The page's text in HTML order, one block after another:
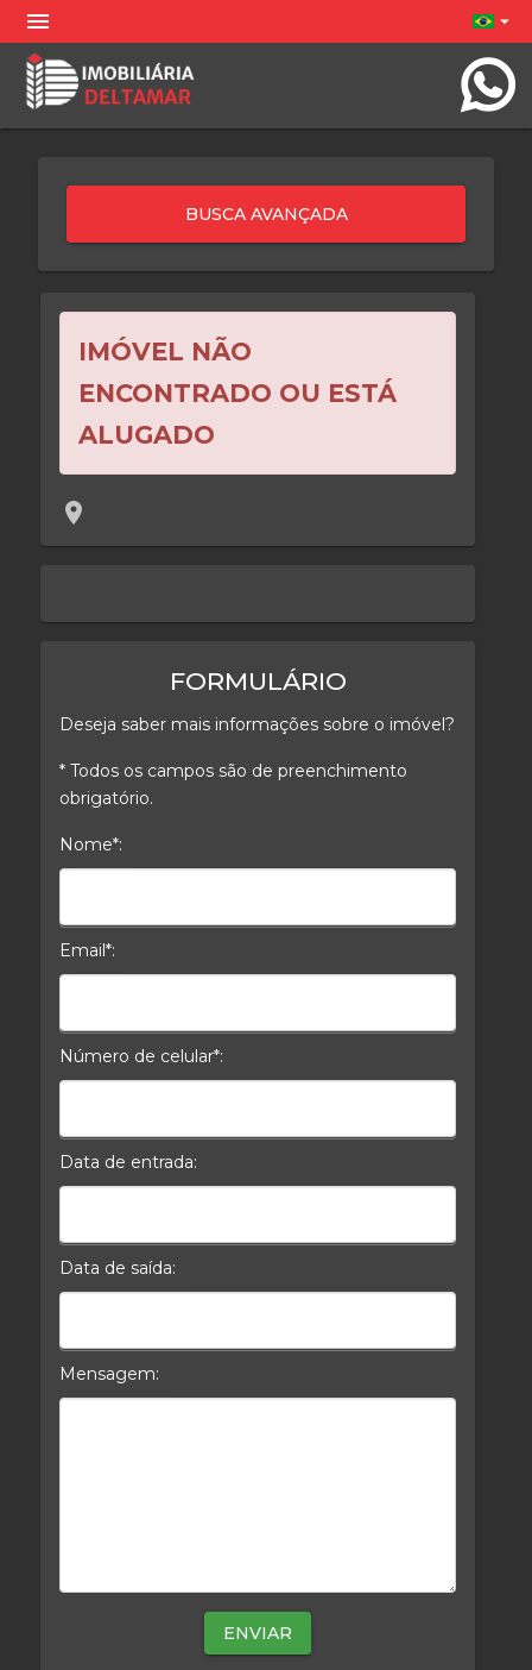
menu arrow_drop_down
IMÓVEL NÃO
ENCONTRADO OU ESTÁ
ALUGADO
location_on
FORMULÁRIO
Deseja saber mais informações sobre o imóvel?
* Todos os campos são de preenchimento
obrigatório.
Nome*:
Email*:
Número de celular*:
Data de entrada:
Data de saída:
Mensagem: